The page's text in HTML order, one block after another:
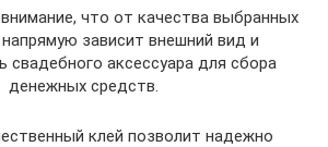
что от качества выбранных
зависит внешний вид и
свадебного аксессуара для сбора
денежных средств.
клей позволит надежно